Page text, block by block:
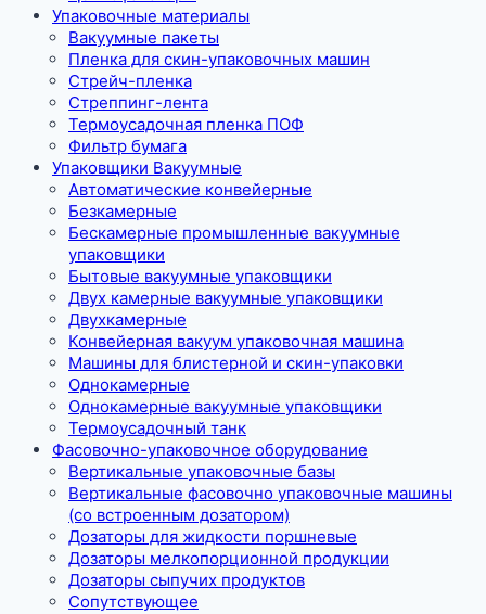
Упаковочные материалы
Вакуумные пакеты
Пленка для скин-упаковочных машин
Стрейч-пленка
Стреппинг-лента
Термоусадочная пленка ПОФ
Фильтр бумага
Упаковщики Вакуумные
Автоматические конвейерные
Безкамерные
Бескамерные промышленные вакуумные
упаковщики
Бытовые вакуумные упаковщики
Двух камерные вакуумные упаковщики
Двухкамерные
Конвейерная вакуум упаковочная машина
Машины для блистерной и скин-упаковки
Однокамерные
Однокамерные вакуумные упаковщики
Термоусадочный танк
Фасовочно-упаковочное оборудование
Вертикальные упаковочные базы
Вертикальные фасовочно упаковочные машины
(со встроенным дозатором)
Дозаторы для жидкости поршневые
Дозаторы мелкопорционной продукции
Дозаторы сыпучих продуктов
Сопутствующее